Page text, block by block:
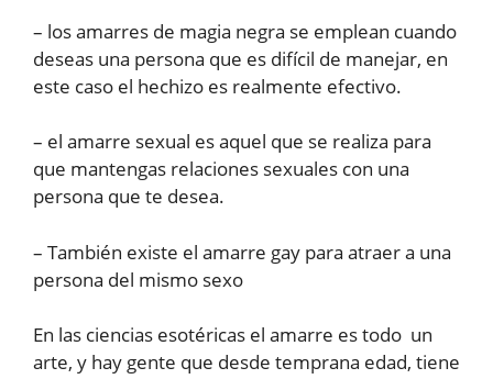
– los amarres de magia negra se emplean cuando
deseas una persona que es difícil de manejar, en
este caso el hechizo es realmente efectivo.
– el amarre sexual es aquel que se realiza para
que mantengas relaciones sexuales con una
persona que te desea.
– También existe el amarre gay para atraer a una
persona del mismo sexo
En las ciencias esotéricas el amarre es todo un
arte, y hay gente que desde temprana edad, tiene